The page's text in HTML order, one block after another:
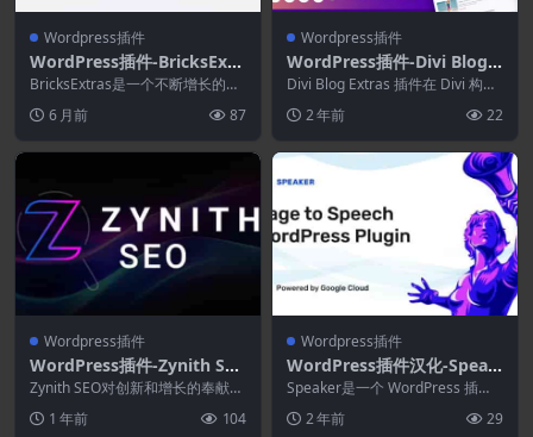
Wordpress插件
WordPress插件-BricksExtr
as 1.6.8–高级Bricks Builder
插件
BricksExtras是一个不断增长的元
灵活性，...
6 月前 87
Wordpress插件
WordPress插件-Divi Blog E
xtras 1.1.14
Divi Blog Extras 插件在 Divi 构建
2 年前 22
Wordpress插件
WordPress插件-Zynith SE
O 10.5.8–WordPress SEO插
件
Zynith SEO对创新和增长的奉献确
的前沿...
1 年前 104
Wordpress插件
WordPress插件汉化-Speak
er 4.1.1–WordPress页面转
语音插件
Speaker是一个 WordPress 插
似人类...
2 年前 29